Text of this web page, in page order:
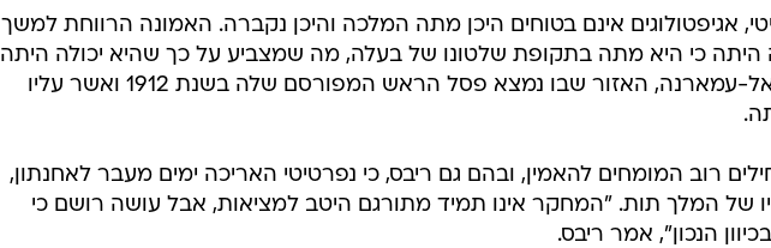
אגיפטולוגים אינם בטוחים היכן מתה המלכה והיכן נקברה. האמונה הרווחת למשך
היתה כי היא מתה בתקופת שלטונו של בעלה, מה שמצביע על כך שהיא יכולה היתה
להיקבר בתל אל-עמארנה, האזור שבו נמצא פסל הראש המפורסם שלה בשנת 1912 ואשר עליו
רוב המומחים להאמין, ובהם גם ריבס, כי נפרטיטי האריכה ימים מעבר לאחנתון,
של המלך תות. "המחקר אינו תמיד מתורגם היטב למציאות, אבל עושה רושם כי
הנכון", אמר ריבס.